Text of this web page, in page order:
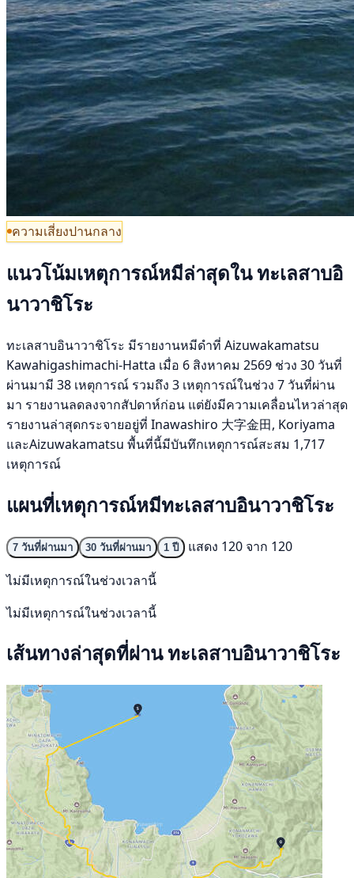
ความเสี่ยงปานกลาง
แนวโน้มเหตุการณ์หมีล่าสุดใน ทะเลสาบอิ
นาวาชิโระ
ทะเลสาบอินาวาชิโระ มีรายงานหมีดำที่ Aizuwakamatsu
Kawahigashimachi-Hatta เมื่อ 6 สิงหาคม 2569 ช่วง 30 วันที่
ผ่านมามี 38 เหตุการณ์ รวมถึง 3 เหตุการณ์ในช่วง 7 วันที่ผ่าน
มา รายงานลดลงจากสัปดาห์ก่อน แต่ยังมีความเคลื่อนไหวล่าสุด
รายงานล่าสุดกระจายอยู่ที่ Inawashiro 大字金田, Koriyama
และAizuwakamatsu พื้นที่นี้มีบันทึกเหตุการณ์สะสม 1,717
เหตุการณ์
แผนที่เหตุการณ์หมีทะเลสาบอินาวาชิโระ
7 วันที่ผ่านมา 30 วันที่ผ่านมา 1 ปี
แสดง 120 จาก 120
ไม่มีเหตุการณ์ในช่วงเวลานี้
ไม่มีเหตุการณ์ในช่วงเวลานี้
เส้นทางล่าสุดที่ผ่าน ทะเลสาบอินาวาชิโระ